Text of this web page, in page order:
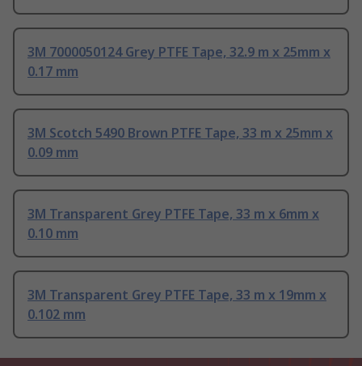
3M 7000050124 Grey PTFE Tape, 32.9 m x 25mm x
0.17 mm
3M Scotch 5490 Brown PTFE Tape, 33 m x 25mm x
0.09 mm
3M Transparent Grey PTFE Tape, 33 m x 6mm x
0.10 mm
3M Transparent Grey PTFE Tape, 33 m x 19mm x
0.102 mm